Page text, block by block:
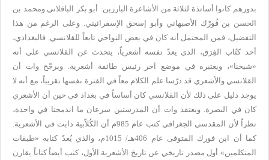
بدورهم كانوا أساتذة لثلاثة من الأشاعرة البارزين: أبو بكر الباقلاني ومحمد بن
الحسن بن فُورْك الأصبهاني وأبو إسحق الإسفرائيني. وعلى الرغم من هذا
التفضيل، فمن المحتمل أنه كان في بعض النواحي تابعاً للقلانسي. فالبغدادي،
أحد كتّاب الفِرَق، الذي يعدّ نفسه أشعرياً، يتحدث عن القلانسي على أنه
«شيخنا»، ويعتبره في موضع آخر رئيس طائفة أشعرية. ويرجّح وات أن
القلانسي والأشعري قد درّسا علم الكلام معاً في الفترة نفسها تقريباً، مع أنه لا
يوجد دليل على ذلك لأن القلانسي كان أساساً في بغداد في حين أن الأشعري
كان في البصرة. ويعتقد وات أن المدرستين سرعان ما اندمجتا في واحدة،
نظراً لأن المقدسي الجغرافي كتب عام 985م أن الكُلاّبية ذابت في الأشعرية.
كما أن ابن فورك المتوفى عام 406هـ/ 1015م، والذي يُعدّ كتابه «طبقات
المتكلمين» أول مصدر تاريخي عن تاريخ الأشعرية الأول، كتب أيضاً كتاباً يقارن